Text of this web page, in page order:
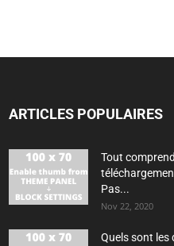
ARTICLES POPULAIRES
Tout
Pas...
Nov 22, 2020
Quels sont les